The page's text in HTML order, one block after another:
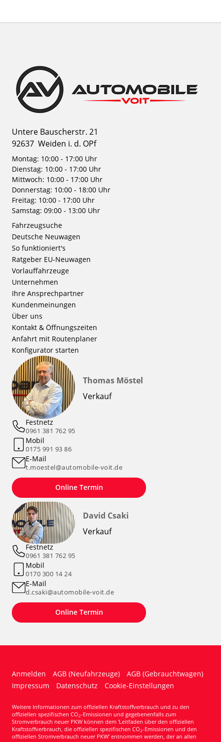
Untere Bauscherstr. 21
92637 Weiden i. d. OPf
Montag: 10:00 - 17:00 Uhr
Dienstag: 10:00 - 17:00 Uhr
Mittwoch: 10:00 - 17:00 Uhr
Donnerstag: 10:00 - 18:00 Uhr
Freitag: 10:00 - 17:00 Uhr
Samstag: 09:00 - 13:00 Uhr
Fahrzeugsuche
Deutsche Neuwagen
So funktioniert's
Ratgeber EU-Neuwagen
Vorlauffahrzeuge
Unternehmen
Ihre Ansprechpartner
Kundenmeinungen
Über uns
Kontakt & Öffnungszeiten
Anfahrt mit Routenplaner
Konfigurator starten
Thomas Möstel
Verkauf
Festnetz
0961 381 762 95
Mobil
0175 991 93 86
E-Mail
t.moestel@automobile-voit.de
Online Termin
David Csaki
Verkauf
Festnetz
0961 381 762 95
Mobil
0170 300 14 24
E-Mail
d.csaki@automobile-voit.de
Online Termin
Anmelden AGB (Neufahrzeuge)
AGB (Gebrauchtwagen)
Impressum
Datenschutz Cookie-Einstellungen
Weitere Informationen zum offiziellen Kraftstoffverbrauch und zu den
offiziellen spezifischen CO2-Emissionen und gegebenenfalls zum
Stromverbrauch neuer PKW können dem 'Leitfaden über den offiziellen
Kraftstoffverbrauch, die offiziellen spezifischen CO2-Emissionen und den
offiziellen Stromverbrauch neuer PKW' entnommen werden, der an allen